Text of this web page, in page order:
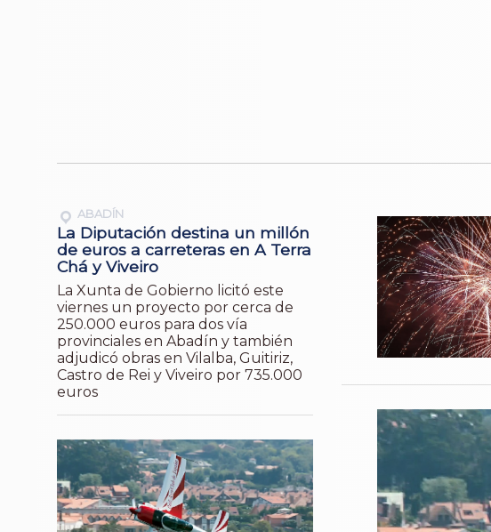
ABADÍN
La Diputación destina un millón
de euros a carreteras en A Terra
Chá y Viveiro
La Xunta de Gobierno licitó este
viernes un proyecto por cerca de
250.000 euros para dos vía
provinciales en Abadín y también
adjudicó obras en Vilalba, Guitiriz,
Castro de Rei y Viveiro por 735.000
euros